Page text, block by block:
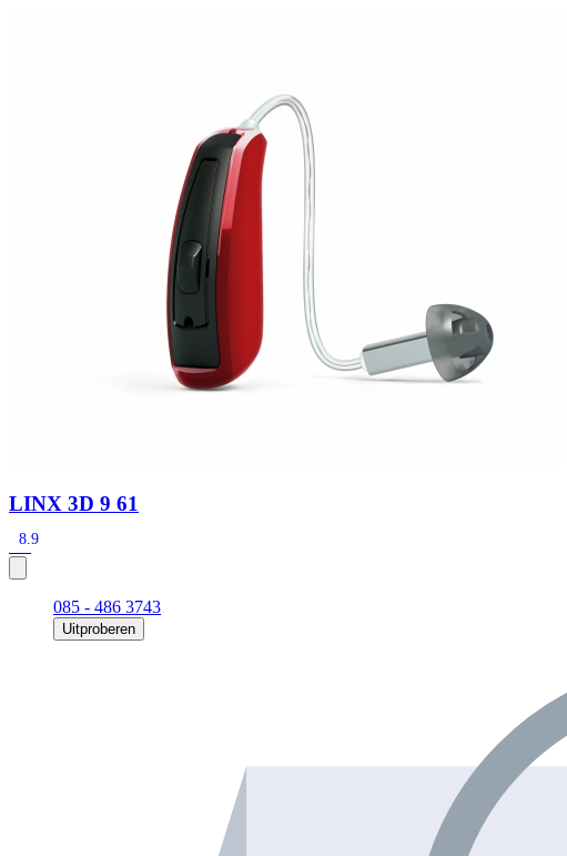
Signia Pure BCT IX
Widex filtersFiltersDomes
Signia Active Mini IX - Oplaadbaar
De Signia Active Mini IX is het nieuwste hoortoestel van Signia.
LINX 3D 9 61
8.9
085 - 486 3743
Uitproberen